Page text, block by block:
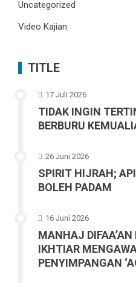
Uncategorized
Video Kajian
TITLE
17 Juli 2026
TIDAK INGIN
BERBURU
26 Juni 2026
SPIRIT HIJRAH;
BOLEH PADAM
16 Juni 2026
MANHAJ
IKHTIAR
PENYIMPANGAN